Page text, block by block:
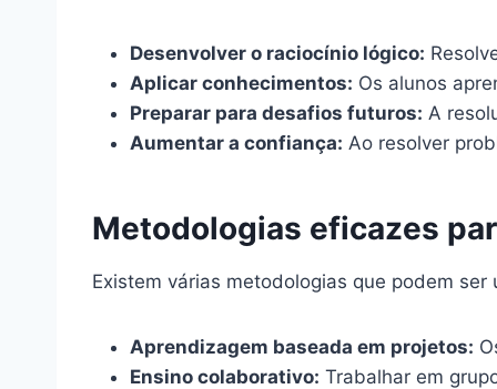
Desenvolver o raciocínio lógico:
Aplicar conhecimentos: Os alunos
Preparar para desafios futuros: A
Aumentar a confiança: Ao resolver
Metodologias eficazes
Existem várias metodologias que podem ser
Aprendizagem baseada em projetos:
Ensino colaborativo: Trabalhar em